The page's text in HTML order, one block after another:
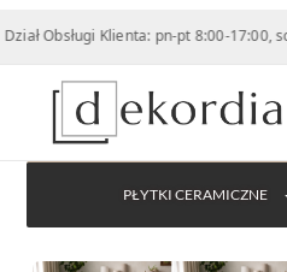
Klienta: pn-pt 8:00-17:00, sob 8:00-14:00
PŁYTKI CERAMICZNE